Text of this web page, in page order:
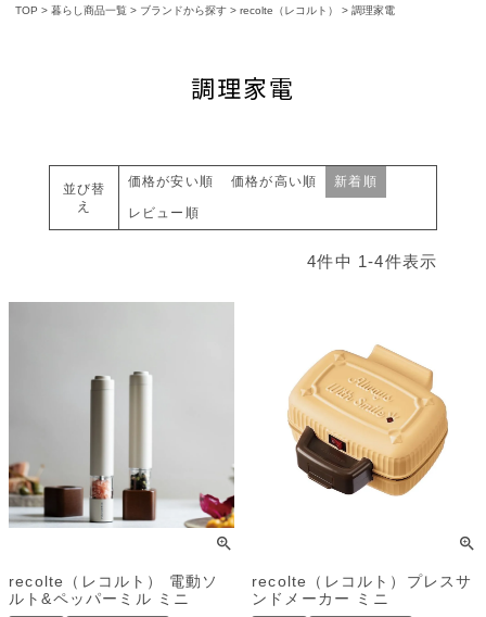
TOP 暮らし商品一覧 ブランドから探す recolte（レコルト） 調理家電
調理家電
並び替
え
価格が安い順 価格が高い順 新着順
レビュー順
4件中 1-4件表示
recolte（レコルト） 電動ソ
ルト&ペッパーミル ミニ
recolte（レコルト）プレスサ
ンドメーカー ミニ